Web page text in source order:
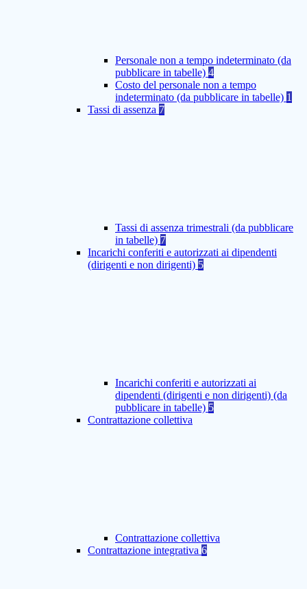
Personale non a tempo indeterminato (da
pubblicare in tabelle) 4
Costo del personale non a tempo
indeterminato (da pubblicare in tabelle) 1
Tassi di assenza 7
Tassi di assenza trimestrali (da pubblicare
in tabelle) 7
Incarichi conferiti e autorizzati ai dipendenti
(dirigenti e non dirigenti) 5
Incarichi conferiti e autorizzati ai
dipendenti (dirigenti e non dirigenti) (da
pubblicare in tabelle) 5
Contrattazione collettiva
Contrattazione collettiva
Contrattazione integrativa 6